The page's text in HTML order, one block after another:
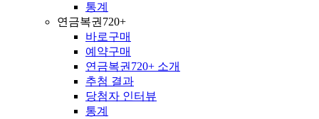
통계
연금복권720+
바로구매
예약구매
연금복권720+ 소개
추첨 결과
당첨자 인터뷰
통계